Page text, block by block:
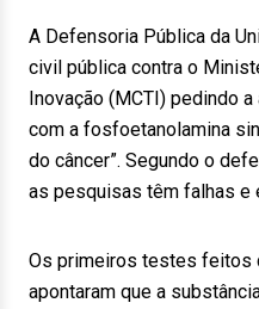
A Defensoria Pública da
civil pública contra o
Inovação (MCTI) pedindo
com a fosfoetanolamina
do câncer”. Segundo o
as pesquisas têm falhas e
Os primeiros testes feitos
apontaram que a